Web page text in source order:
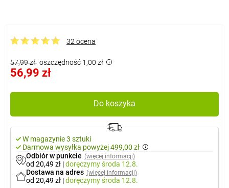
32 ocena
57,99 zł oszczędność 1,00 zł
56,99 zł
Do koszyka
W magazynie 3 sztuki
Darmowa wysyłka powyżej 499,00 zł
Odbiór w punkcie (więcej informacji)
od 20,49 zł |doręczymyśroda 12.8.
Dostawa na adres (więcej informacji)
od 20,49 zł |doręczymyśroda 12.8.